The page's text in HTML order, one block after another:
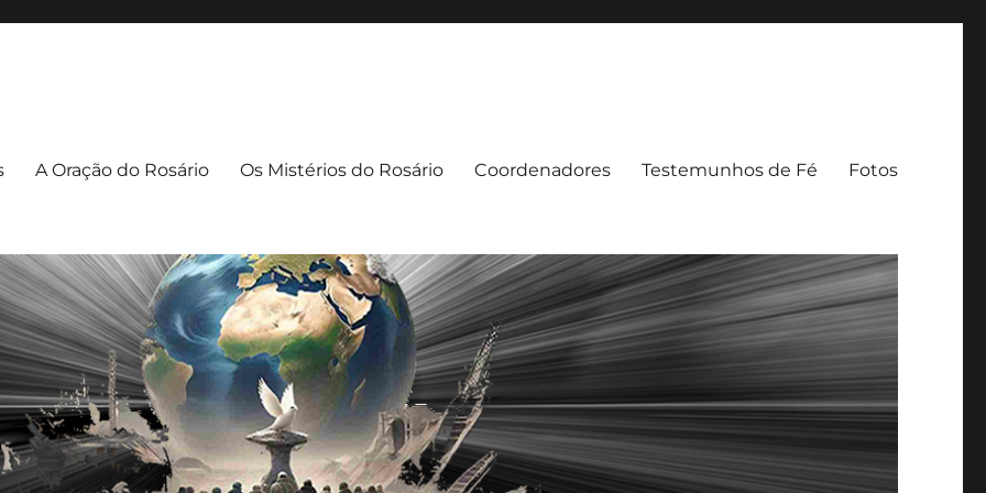
A Oração do Rosário Os Mistérios do Rosário Coordenadores Testemunhos de Fé Fotos